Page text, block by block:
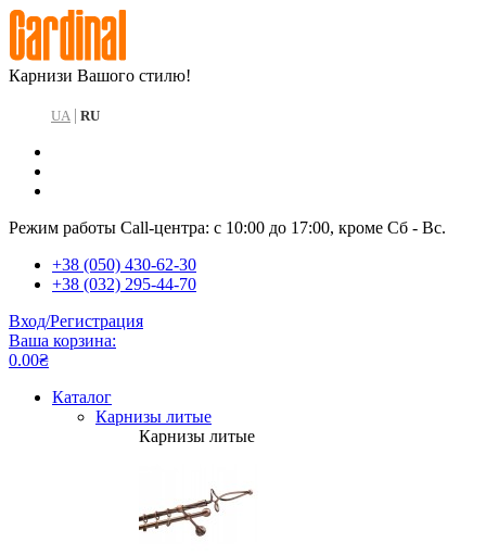
Карнизи Вашого стилю!
UA | RU
Режим работы Call-центра: с 10:00 до 17:00, кроме Сб - Вс.
+38 (050) 430-62-30
+38 (032) 295-44-70
Вход/Регистрация
Ваша корзина:
0.00₴
Каталог
Карнизы литые
Карнизы литые